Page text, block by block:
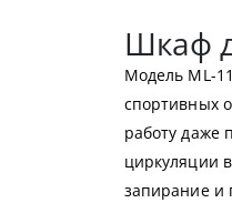
Шкаф
Модель ML-
спортивных
работу даже
циркуляции
запирание и